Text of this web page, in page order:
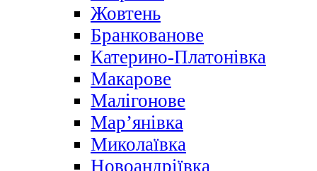
Жовтень
Бранкованове
Катерино-Платонівка
Макарове
Малігонове
Мар’янівка
Миколаївка
Новоандріївка